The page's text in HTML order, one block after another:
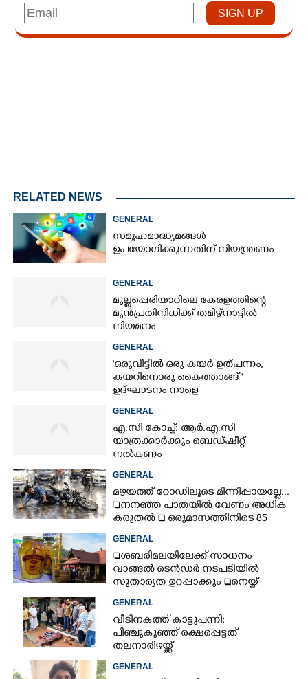
RELATED NEWS
GENERAL
സമൂഹമാദ്ധ്യമങ്ങൾ
ഉപയോഗിക്കുന്നതിന് നിയന്ത്രണം
GENERAL
മുല്ലപ്പെരിയാറിലെ കേരളത്തിന്റെ
മുൻപ്രതിനിധിക്ക് തമിഴ്നാട്ടിൽ
നിയമനം
GENERAL
'ഒരുവീട്ടിൽ ഒരു കയർ ഉത്പന്നം,
കയറിനൊരു കൈത്താങ്ങ് '
ഉദ്ഘാടനം നാളെ
GENERAL
എ.സി കോച്ച്: ആർ.എ.സി
യാത്രക്കാർക്കും ബെഡ്ഷീറ്റ്
നൽകണം
GENERAL
മഴയത്ത് റോഡിലൂടെ മിന്നിപ്പായല്ലേ...
നനഞ്ഞ പാതയിൽ വേണം അധിക
കരുതൽ  ഒരുമാസത്തിനിടെ 85
അപകടം
GENERAL
ശബരിമലയിലേക്ക് സാധനം
വാങ്ങൽ ടെൻ‌ഡർ നടപടിയിൽ
സുതാര്യത ഉറപ്പാക്കും നെയ്യ്
ക്രമക്കേടിൽ തുടരന്വേഷണം
GENERAL
വീടിനകത്ത് കാട്ടുപന്നി;
പിഞ്ചുകുഞ്ഞ് രക്ഷപ്പെട്ടത്
തലനാരിഴയ്ക്ക്
GENERAL